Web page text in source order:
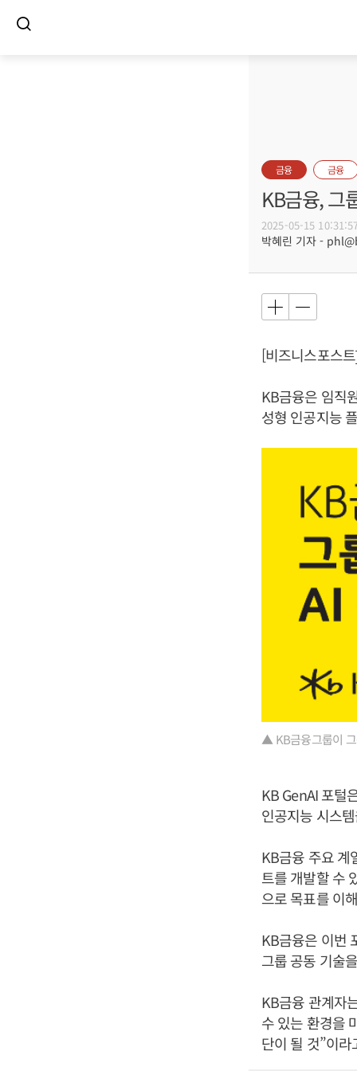
금융 금융
KB금융, 그
2025-05-15
박혜린 기자 -
[비즈니스포스
KB금융은 임직
성형 인공지능
▲ KB금융그룹이 그
KB GenAI 포털
인공지능 시스
KB금융 주요 계
트를 개발할 수
으로 목표를 이
KB금융은 이번
그룹 공동 기술
KB금융 관계자
수 있는 환경을
단이 될 것”이